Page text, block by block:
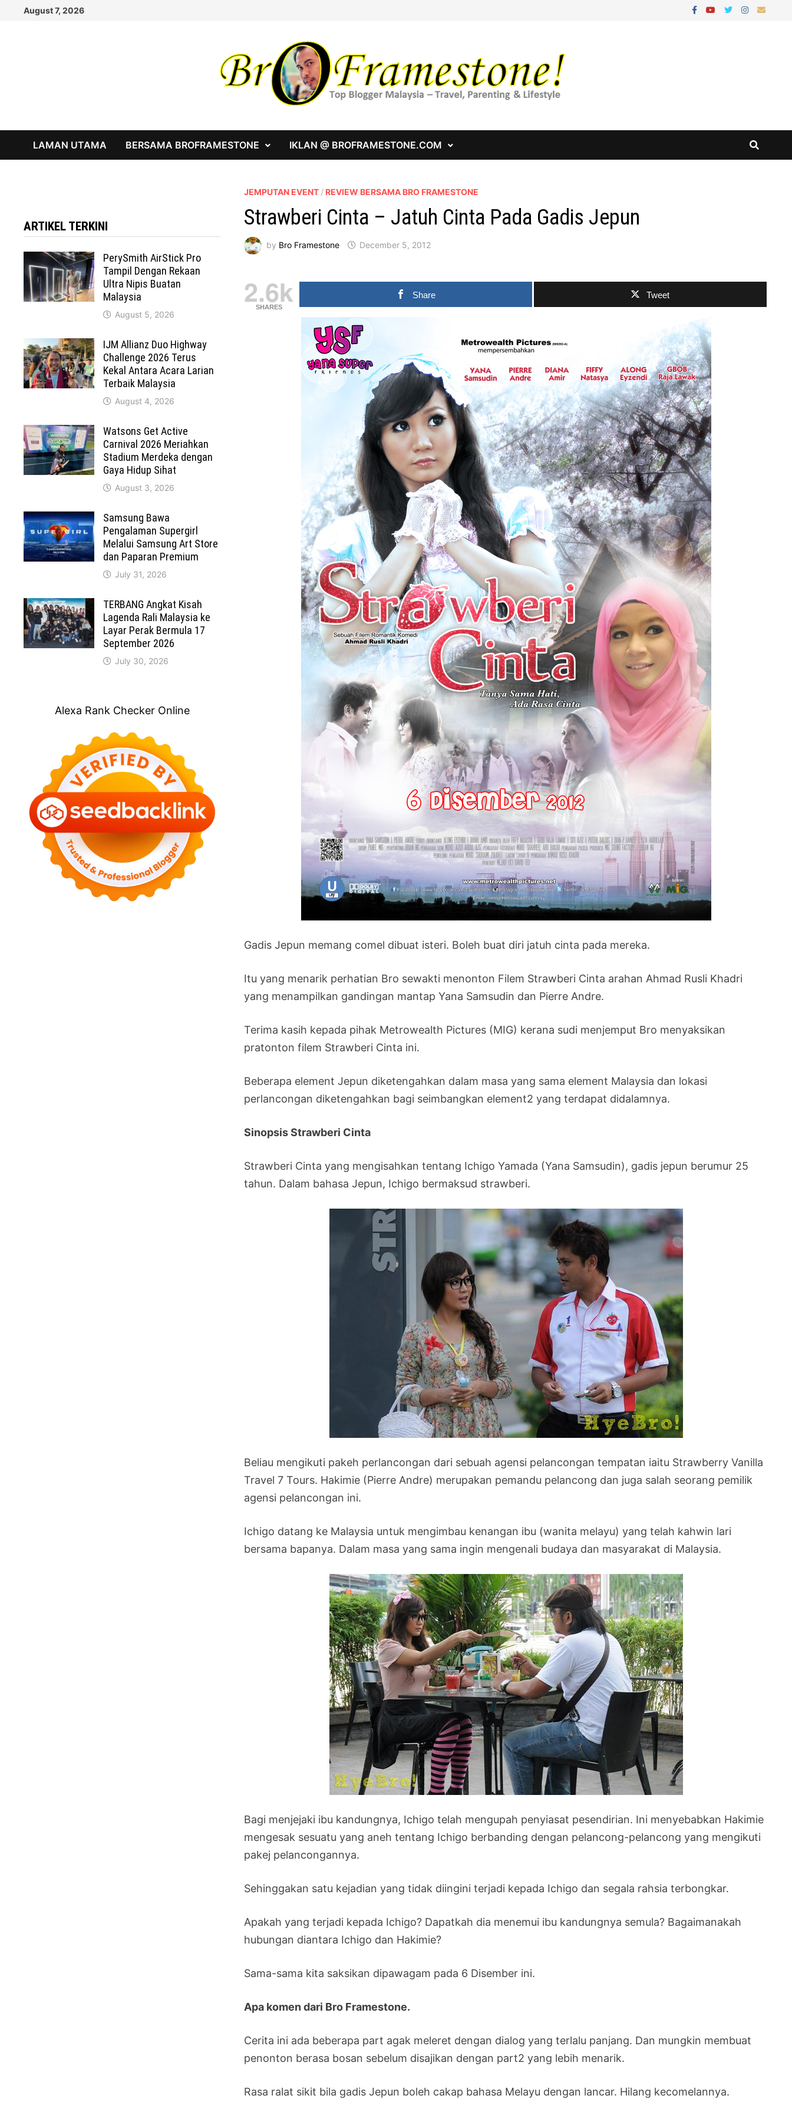
August 7, 2026
LAMAN UTAMA BERSAMA BROFRAMESTONE IKLAN @ BROFRAMESTONE.COM
JEMPUTAN EVENT / REVIEW BERSAMA BRO FRAMESTONE
Strawberi Cinta – Jatuh Cinta Pada Gadis Jepun
by Bro Framestone December 5, 2012
2.6k
SHARES
Share Tweet
Gadis Jepun memang comel dibuat isteri. Boleh buat diri jatuh cinta pada mereka.
Itu yang menarik perhatian Bro sewakti menonton Filem Strawberi Cinta arahan Ahmad Rusli Khadri
yang menampilkan gandingan mantap Yana Samsudin dan Pierre Andre.
Terima kasih kepada pihak Metrowealth Pictures (MIG) kerana sudi menjemput Bro menyaksikan
pratonton filem Strawberi Cinta ini.
Beberapa element Jepun diketengahkan dalam masa yang sama element Malaysia dan lokasi
perlancongan diketengahkan bagi seimbangkan element2 yang terdapat didalamnya.
Sinopsis Strawberi Cinta
Strawberi Cinta yang mengisahkan tentang Ichigo Yamada (Yana Samsudin), gadis jepun berumur 25
tahun. Dalam bahasa Jepun, Ichigo bermaksud strawberi.
Beliau mengikuti pakeh perlancongan dari sebuah agensi pelancongan tempatan iaitu Strawberry Vanilla
Travel 7 Tours. Hakimie (Pierre Andre) merupakan pemandu pelancong dan juga salah seorang pemilik
agensi pelancongan ini.
Ichigo datang ke Malaysia untuk mengimbau kenangan ibu (wanita melayu) yang telah kahwin lari
bersama bapanya. Dalam masa yang sama ingin mengenali budaya dan masyarakat di Malaysia.
Bagi menjejaki ibu kandungnya, Ichigo telah mengupah penyiasat pesendirian. Ini menyebabkan Hakimie
mengesak sesuatu yang aneh tentang Ichigo berbanding dengan pelancong-pelancong yang mengikuti
pakej pelancongannya.
Sehinggakan satu kejadian yang tidak diingini terjadi kepada Ichigo dan segala rahsia terbongkar.
Apakah yang terjadi kepada Ichigo? Dapatkah dia menemui ibu kandungnya semula? Bagaimanakah
hubungan diantara Ichigo dan Hakimie?
Sama-sama kita saksikan dipawagam pada 6 Disember ini.
Apa komen dari Bro Framestone.
Cerita ini ada beberapa part agak meleret dengan dialog yang terlalu panjang. Dan mungkin membuat
penonton berasa bosan sebelum disajikan dengan part2 yang lebih menarik.
Rasa ralat sikit bila gadis Jepun boleh cakap bahasa Melayu dengan lancar. Hilang kecomelannya.
ARTIKEL TERKINI
PerySmith AirStick Pro
Tampil Dengan Rekaan
Ultra Nipis Buatan
Malaysia
August 5, 2026
IJM Allianz Duo Highway
Challenge 2026 Terus
Kekal Antara Acara Larian
Terbaik Malaysia
August 4, 2026
Watsons Get Active
Carnival 2026 Meriahkan
Stadium Merdeka dengan
Gaya Hidup Sihat
August 3, 2026
Samsung Bawa
Pengalaman Supergirl
Melalui Samsung Art Store
dan Paparan Premium
July 31, 2026
TERBANG Angkat Kisah
Lagenda Rali Malaysia ke
Layar Perak Bermula 17
September 2026
July 30, 2026
Alexa Rank Checker Online